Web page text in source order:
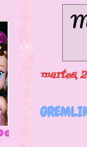
martes,
🌼CRIPTA